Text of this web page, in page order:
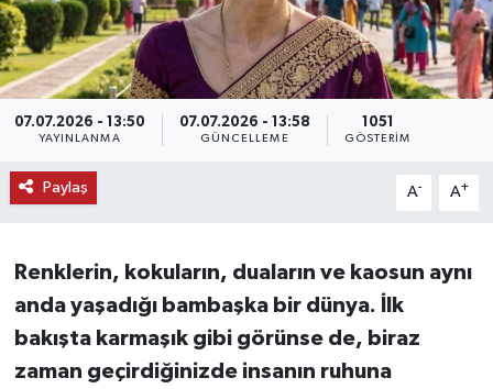
07.07.2026 - 13:50
YAYINLANMA
07.07.2026 - 13:58
GÜNCELLEME
1051
GÖSTERIM
Paylaş A- A+
Renklerin, kokuların, duaların ve kaosun aynı
anda yaşadığı bambaşka bir dünya. İlk
bakışta karmaşık gibi görünse de, biraz
zaman geçirdiğinizde insanın ruhuna
KÜLTÜR - SANAT
MAGAZİN
ÖZEL HABER
SAĞLIK
SPOR
TEKNOLOJİ
TİCARET